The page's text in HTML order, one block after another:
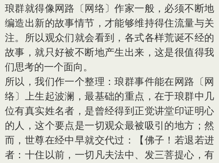
琅群就得像网路〔网络〕作家一般，必须不断地
编造出新的故事情节，才能够维持得住流量与关
注。所以观众们就会看到，各式各样荒诞不经的
故事，就只好被不断地产生出来，这是很值得我
们思考的一个面向。
所以，我们作一个整理：琅群事件能在网路〔网
络〕上生起波澜，最基础的重点，在于琅群中几
位有真实姓名者，是曾经得到正觉讲堂印证明心
的人，这个要点是一切观众最被吸引的地方；然
而，世尊在经中早就交代过：【佛子！若退若进
者：十住以前，一切凡夫法中、发三菩提心，有